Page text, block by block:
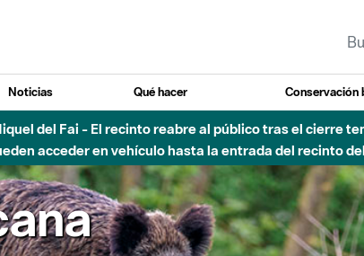
Noticias Qué hacer Conservación
del Fai - El recinto reabre al público tras el cierre
acceder en vehículo hasta la entrada del recinto